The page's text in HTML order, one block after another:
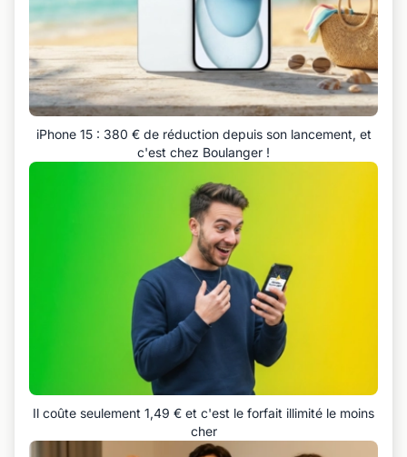
iPhone 15 : 380 € de réduction depuis son lancement, et
c'est chez Boulanger !
Il coûte seulement 1,49 € et c'est le forfait illimité le moins
cher